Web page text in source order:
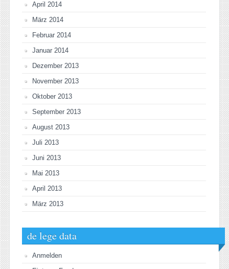
April 2014
März 2014
Februar 2014
Januar 2014
Dezember 2013
November 2013
Oktober 2013
September 2013
August 2013
Juli 2013
Juni 2013
Mai 2013
April 2013
März 2013
de lege data
Anmelden